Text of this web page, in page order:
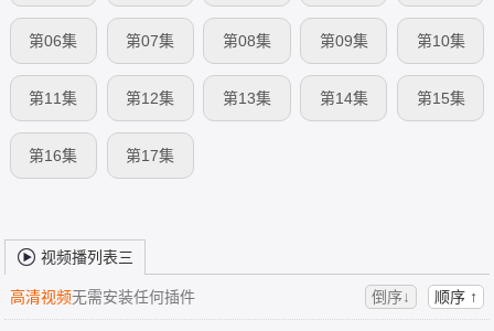
第06集 第07集 第08集 第09集 第10集
第11集 第12集 第13集 第14集 第15集
第16集 第17集
视频播列表三
高清视频无需安装任何插件 倒序↓ 顺序 ↑